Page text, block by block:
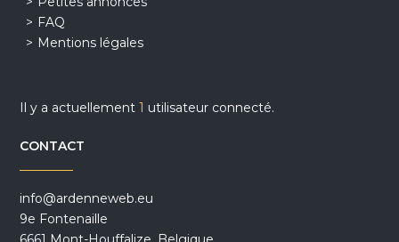
FAQ
Mentions légales
Il y a actuellement1 utilisateur connecté.
CONTACT
info@ardenneweb.eu
9e Fontenaille